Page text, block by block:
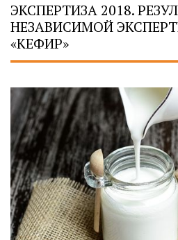
ЭКСПЕРТИЗА 2018.
НЕЗАВИСИМОЙ
«КЕФИР»